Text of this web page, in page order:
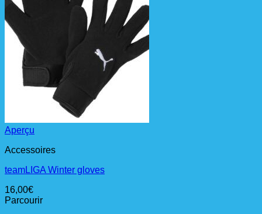
Aperçu
Accessoires
teamLIGA Winter gloves
16,00€
Parcourir